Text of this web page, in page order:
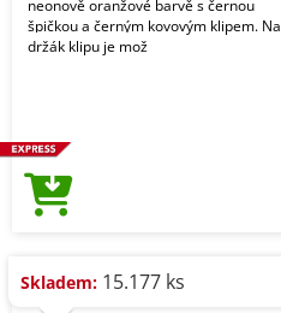
neonově oranžové barvě s černou
špičkou a černým kovovým klipem. Na
držák klipu je mož
Skladem: 15.177 ks